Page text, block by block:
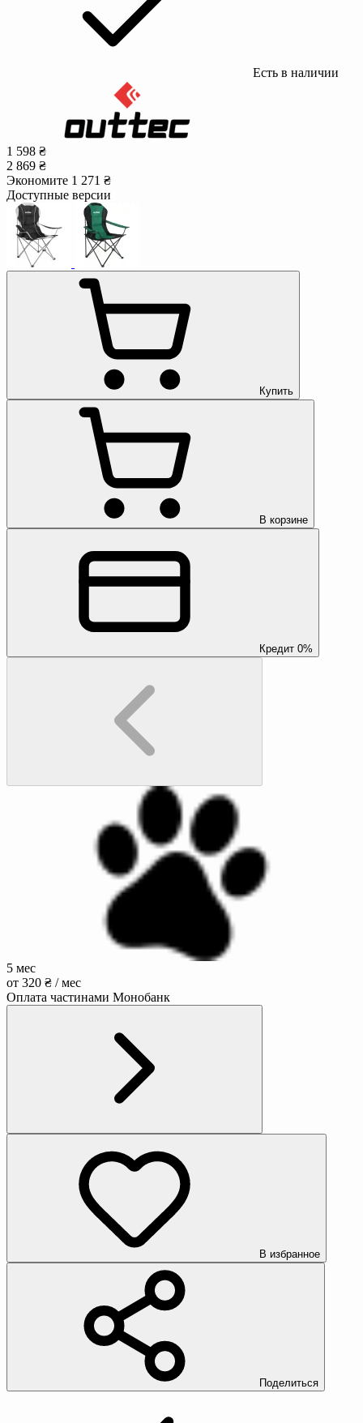
Есть в наличии
1 598 ₴
2 869 ₴
Экономите 1 271 ₴
Доступные версии
Купить
В корзине
Кредит 0%
5 мес
от 320 ₴ / мес
Оплата частинами Монобанк
В избранное
Поделиться